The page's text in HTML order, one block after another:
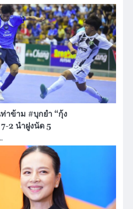
าข้าม #บุกยำ “กุ้ง
2 นำฝูงนัด 5